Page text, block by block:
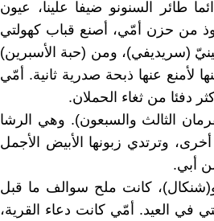
طائر السنونو ضيفا علينا، عيون
من حزن أمّي، أصنع قباب كهولتي
(سريديفي)، ومن (حبة الأسبرين)
لأمنع عنها ذبحة صدرية ثانية. أمّي
دفئا من ثغاء الحملان.
الثالث والسبعون). وهي الرشا
وترتدي زبونها الأبيض الأجمل
أبي.
كانت ملح سوالف ما قبل
في العيد. أمّي كانت دعاء القرية،